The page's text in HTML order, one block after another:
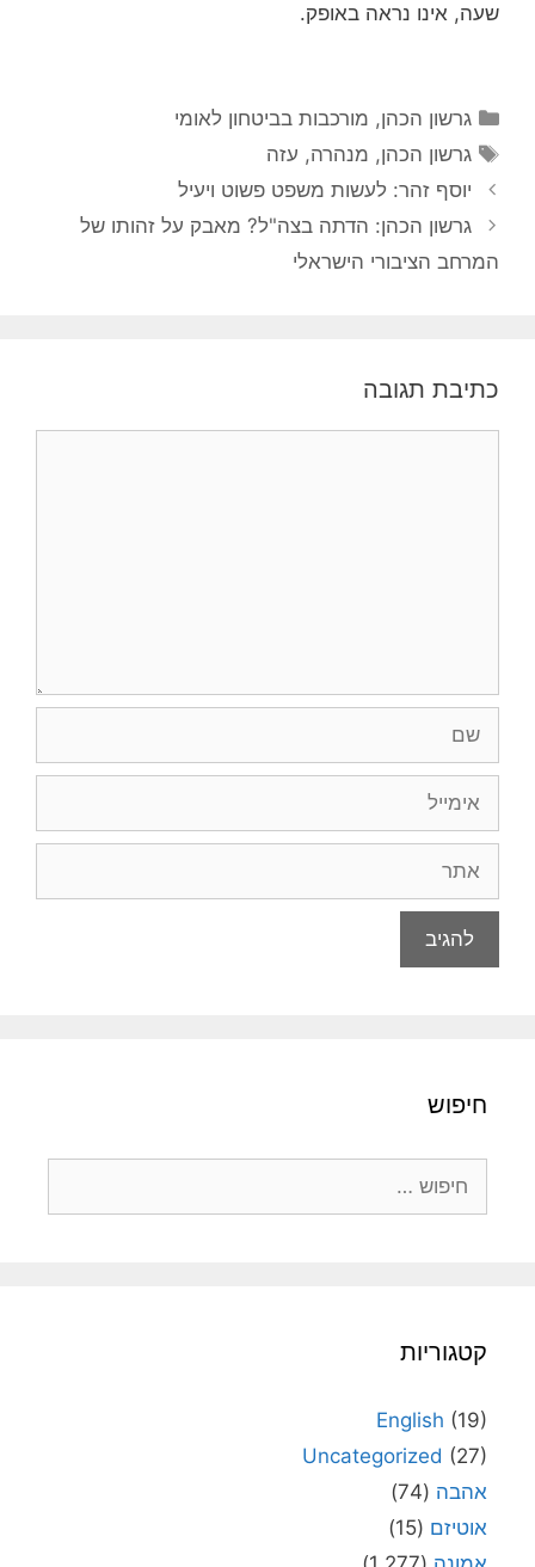
שעה, אינו נראה באופק.
קטגוריות
גרשון הכהן, מורכבות בביטחון לאומי
תגיות
גרשון הכהן, מנהרה, עזה
יוסף זהר: לעשות משפט פשוט ויעיל
גרשון הכהן: הדתה בצה"ל? מאבק על זהותו של
המרחב הציבורי הישראלי
כתיבת תגובה
חיפוש
קטגוריות
English (19)
Uncategorized (27)
אהבה (74)
אוטיזם (15)